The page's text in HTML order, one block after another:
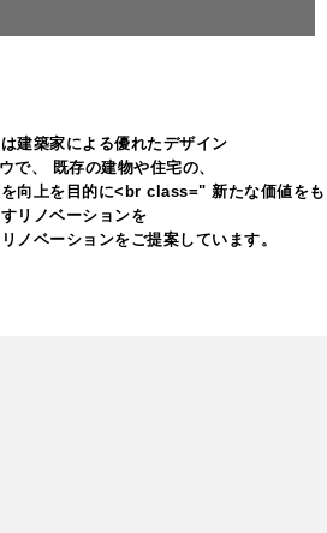
建築家による優れたデザイン
で、
既存の建物や住宅の、
向上を目的に<br class=" 新たな価値をも
リノベーションを
ノベーションをご提案しています。